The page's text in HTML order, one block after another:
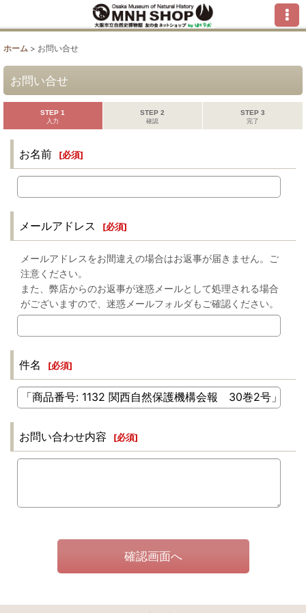
ホーム > お問い合せ
お問い合せ
STEP 1
入力
STEP 2
確認
STEP 3
完了
お名前 [必須]
メールアドレス [必須]
メールアドレスをお間違えの場合はお返事が届きません。ご
注意ください。
また、弊店からのお返事が迷惑メールとして処理される場合
がございますので、迷惑メールフォルダもご確認ください。
件名 [必須]
お問い合わせ内容 [必須]
確認画面へ